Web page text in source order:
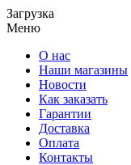
Загрузка
Меню
О нас
Наши магазины
Новости
Как заказать
Гарантии
Доставка
Оплата
Контакты